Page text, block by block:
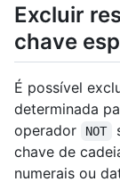
Excluir
chave
É possível
determinada
operador
NOT
chave de
numerais ou